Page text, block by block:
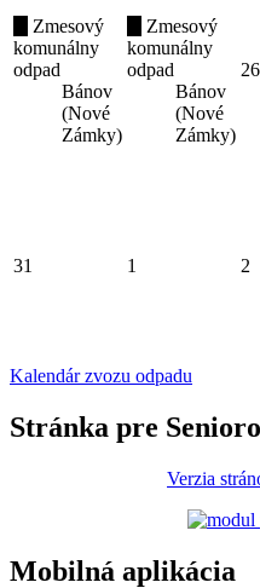
Zmesový
komunálny
odpad
Bánov
(Nové
Zámky)
Zmesový
komunálny
odpad
Bánov
(Nové
Zámky)
26
31 1 2
Kalendár zvozu odpadu
Stránka pre
Verzia
Mobilná aplikácia